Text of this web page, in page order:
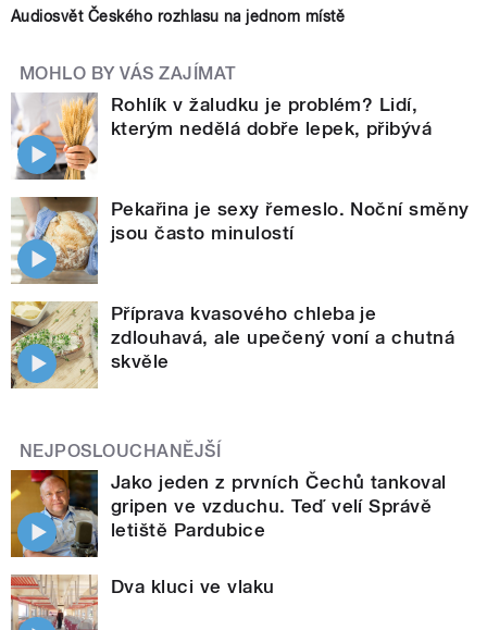
Audiosvět Českého rozhlasu na jednom místě
MOHLO BY VÁS ZAJÍMAT
Rohlík v žaludku je problém? Lidí,
kterým nedělá dobře lepek, přibývá
Pekařina je sexy řemeslo. Noční směny
jsou často minulostí
Příprava kvasového chleba je
zdlouhavá, ale upečený voní a chutná
skvěle
NEJPOSLOUCHANĚJŠÍ
Jako jeden z prvních Čechů tankoval
gripen ve vzduchu. Teď velí Správě
letiště Pardubice
Dva kluci ve vlaku